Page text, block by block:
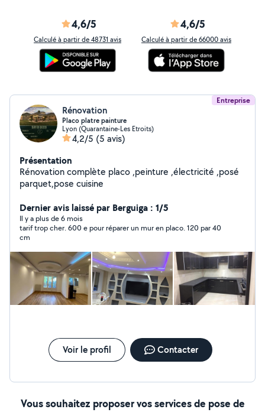
4,6/5
Calculé à partir de 48731 avis
4,6/5
Calculé à partir de 66000 avis
Entreprise
Rénovation
Placo platre painture
Lyon (Quarantaine-Les Etroits)
4,2/5 (5 avis)
Présentation
Rénovation complète placo ,peinture ,électricité ,posé
parquet,pose cuisine
Dernier avis laissé par Berguiga : 1/5
Il y a plus de 6 mois
tarif trop cher. 600 e pour réparer un mur en placo. 120 par 40
cm
Voir le profil Contacter
Vous souhaitez proposer vos services de pose de